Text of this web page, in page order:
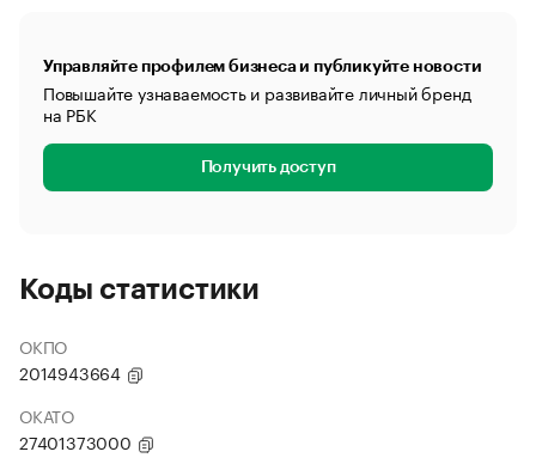
Управляйте профилем бизнеса и публикуйте новости
Повышайте узнаваемость и развивайте личный бренд
на РБК
Получить доступ
Коды статистики
ОКПО
2014943664
ОКАТО
27401373000